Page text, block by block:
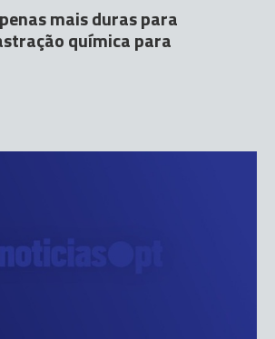
mais duras para
química para